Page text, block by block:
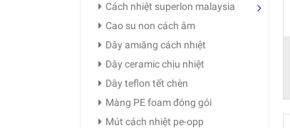
Cách nhiệt superlon malaysia
Cao su non cách âm
Dây amıăng cách nhıệt
Dây ceramic chịu nhiệt
Dây teflon tết chèn
Màng PE foam đóng gói
Mút cách nhiệt pe-opp